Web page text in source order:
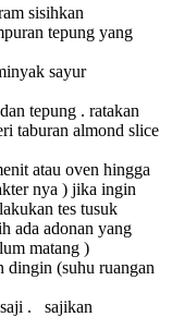
sisihkan
tepung yang
sayur
tepung . ratakan
taburan almond slice
atau oven hingga
nya ) jika ingin
tes tusuk
ada adonan yang
matang )
dingin (suhu ruangan
saji . sajikan